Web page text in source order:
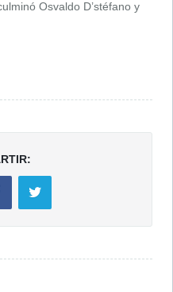
Osvaldo D’stéfano y